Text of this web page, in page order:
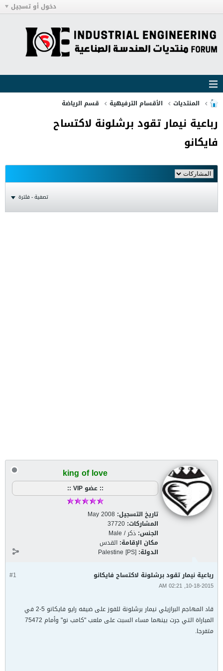
دخول أو تسجيل
المنتديات الأقسام الترفيهية قسم الرياضة
رباعية نيمار تقود برشلونة لاكتساح
فايكانو
تصفية - فلترة
king of love
:: عضو VIP ::
تاريخ التسجيل: May 2008
المشاركات: 37720
الجنس: ذكر / Male
مكان الإقامة: القدس
الدولة: Palestine [PS]
#1 رباعية نيمار تقود برشلونة لاكتساح فايكانو
10-18-2015, 02:21 AM
قاد المهاجم البرازيلي نيمار برشلونة للفوز على ضيفه رايو فايكانو 5-2 في
المباراة التي جرت بينهما مساء السبت على ملعب "كامب نو" وأمام 75472
متفرجا.